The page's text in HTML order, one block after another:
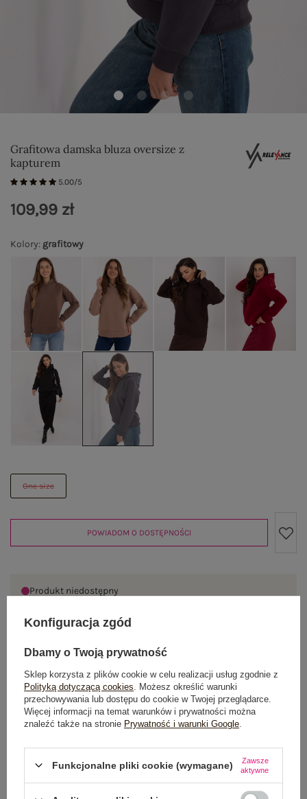
Grafitowa damska bluza oversize z
kapturem
5.00/5
Kolory: grafitowy
One size
109,99 zł
POWIADOM O DOSTĘPNOŚCI
Produkt niedostępny
OPIS PRODUKTU
GŁÓWNE PARAMETRY
OPINIE O PRODUKCIE (1)
WYSYŁKA I DOSTAWA
ZWROTY I REKLAMACJE
Konfiguracja zgód
Dbamy o Twoją prywatność
Sklep korzysta z plików cookie w celu realizacji usług zgodnie z
Polityką dotyczącą cookies . Możesz określić warunki
przechowywania lub dostępu do cookie w Twojej przeglądarce.
Więcej informacji na temat warunków i prywatności można
znaleźć także na stronie Prywatność i warunki Google
Funkcjonalne pliki cookie (wymagane)
Zawsze
aktywne